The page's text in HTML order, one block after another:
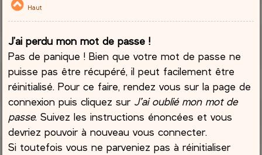
Haut
J’ai perdu mon mot de passe !
Pas de panique ! Bien que votre mot de passe ne
puisse pas être récupéré, il peut facilement être
réinitialisé. Pour ce faire, rendez vous sur la page de
connexion puis cliquez sur J’ai oublié mon mot de
passe. Suivez les instructions énoncées et vous
devriez pouvoir à nouveau vous connecter.
Si toutefois vous ne parveniez pas à réinitialiser